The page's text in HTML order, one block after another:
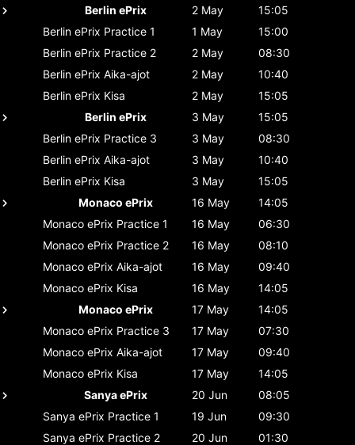
Berlin ePrix
2 May
15:05
Berlin ePrix Practice 1 1 May
15:00
Berlin ePrix Practice 2 2 May
08:30
Berlin ePrix Aika-ajot 2 May
10:40
Berlin ePrix Kisa 2 May
15:05
Berlin ePrix
3 May
15:05
Berlin ePrix Practice 3 3 May
08:30
Berlin ePrix Aika-ajot 3 May
10:40
Berlin ePrix Kisa 3 May
15:05
Monaco ePrix
16 May
14:05
Monaco ePrix Practice 1 16 May
06:30
Monaco ePrix Practice 2 16 May
08:10
Monaco ePrix Aika-ajot 16 May
09:40
Monaco ePrix Kisa 16 May
14:05
Monaco ePrix
17 May
14:05
Monaco ePrix Practice 3 17 May
07:30
Monaco ePrix Aika-ajot 17 May
09:40
Monaco ePrix Kisa 17 May
14:05
Sanya ePrix
20 Jun
08:05
Sanya ePrix Practice 1 19 Jun
09:30
Sanya ePrix Practice 2 20 Jun
01:30